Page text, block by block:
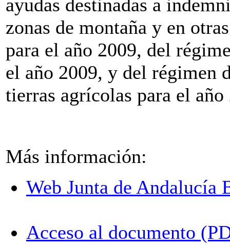
ayudas destinadas a
zonas de montaña y en
para el año 2009, del
el año 2009, y del régimen
tierras agrícolas para el año
Más información:
Web Junta de Andalucía
Acceso al documento